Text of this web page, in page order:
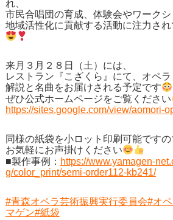
れ、
市民合唱団の育成、体験会やワークシ
地域活性化に貢献する活動に注力さ
来月３月２８日（土）には、
レストラン『こざくら』にて、オペ
解説と名曲をお届けされる予定です
ぜひ公式ホームページをご覧ください
https://sites.google.com/view/aomori-
同様の紙袋を小ロット印刷可能ですの
お気軽にお声掛けください
■製作事例： https://www.yamagen-
g/color_print/semi-order112-kb241/
#青森オペラ芸術振興実行委員会#オ
マゲン#紙袋